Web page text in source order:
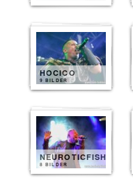
HOCICO
9 BILDER
NEUROTICFISH
8 BILDER